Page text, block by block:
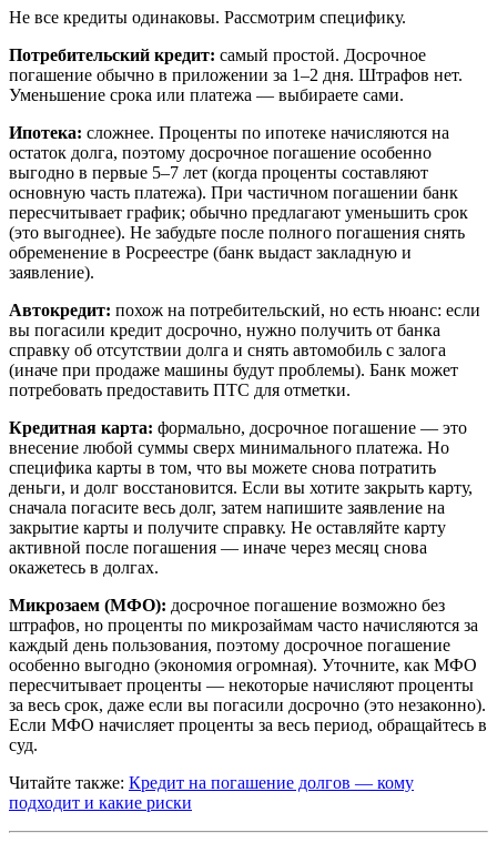
Не все кредиты одинаковы. Рассмотрим специфику.
Потребительский кредит: самый простой. Досрочное
погашение обычно в приложении за 1–2 дня. Штрафов нет.
Уменьшение срока или платежа — выбираете сами.
Ипотека: сложнее. Проценты по ипотеке начисляются на
остаток долга, поэтому досрочное погашение особенно
выгодно в первые 5–7 лет (когда проценты составляют
основную часть платежа). При частичном погашении банк
пересчитывает график; обычно предлагают уменьшить срок
(это выгоднее). Не забудьте после полного погашения снять
обременение в Росреестре (банк выдаст закладную и
заявление).
Автокредит: похож на потребительский, но есть нюанс: если
вы погасили кредит досрочно, нужно получить от банка
справку об отсутствии долга и снять автомобиль с залога
(иначе при продаже машины будут проблемы). Банк может
потребовать предоставить ПТС для отметки.
Кредитная карта: формально, досрочное погашение — это
внесение любой суммы сверх минимального платежа. Но
специфика карты в том, что вы можете снова потратить
деньги, и долг восстановится. Если вы хотите закрыть карту,
сначала погасите весь долг, затем напишите заявление на
закрытие карты и получите справку. Не оставляйте карту
активной после погашения — иначе через месяц снова
окажетесь в долгах.
Микрозаем (МФО): досрочное погашение возможно без
штрафов, но проценты по микрозаймам часто начисляются за
каждый день пользования, поэтому досрочное погашение
особенно выгодно (экономия огромная). Уточните, как МФО
пересчитывает проценты — некоторые начисляют проценты
за весь срок, даже если вы погасили досрочно (это незаконно).
Если МФО начисляет проценты за весь период, обращайтесь в
суд.
Читайте также: Кредит на погашение долгов — кому
подходит и какие риски